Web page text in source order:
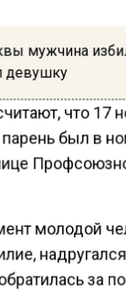
мужчина
девушку
что 17
парень был в
молодой
за